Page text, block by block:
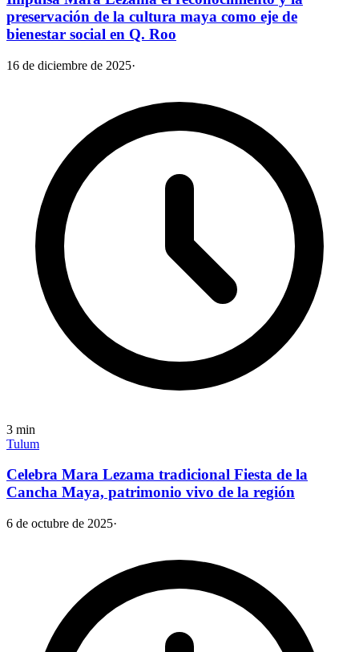
preservación de la cultura maya como eje de
bienestar social en Q. Roo
16 de diciembre de 2025·
3 min
Tulum
Celebra Mara Lezama tradicional Fiesta de la
Cancha Maya, patrimonio vivo de la región
6 de octubre de 2025·